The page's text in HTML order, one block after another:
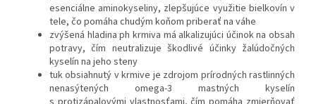
esenciálne aminokyseliny, zlepšujúce využitie bielkovín v
tele, čo pomáha chudým koňom priberať na váhe
zvýšená hladina ph krmiva má alkalizujúci účinok na obsah
potravy, čím neutralizuje škodlivé účinky žalúdočných
kyselín na jeho steny
tuk obsiahnutý v krmive je zdrojom prírodných rastlinných
nenasýtených omega-3 mastných kyselín